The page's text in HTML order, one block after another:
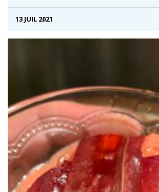
13 JUIL 2021